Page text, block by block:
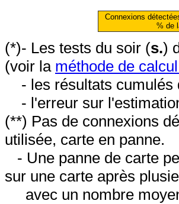
Connexions
% de
(*)- Les tests du soir (s.)
(voir la méthode de
- les résultats cumulés
- l'erreur sur
(**) Pas de connexions
utilisée, carte en panne.
- Une panne de carte
sur une carte après
avec un nombre